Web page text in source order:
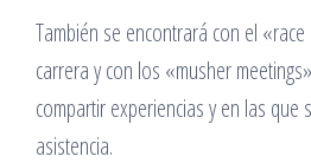
También se encontrará con el
carrera y con los «musher
compartir experiencias y en las que
asistencia.